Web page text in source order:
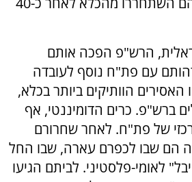
הרש"פ הפכה אותם
עם פת"ח נוסף לעובדה
הוותיקים ביותר בכלא,
ברש"פ. כרים הדומיננטי, אף
של פת"ח. לאחר שחרורם
הם שבו לכפרם עארה, שבו החל
לאומי-פלסטיני. לביתם הגיעו